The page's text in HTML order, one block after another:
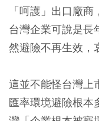
「呵護」出口廠
台灣企業可說是長
然避險不再生效，
這並不能怪台灣上
匯率環境避險根本